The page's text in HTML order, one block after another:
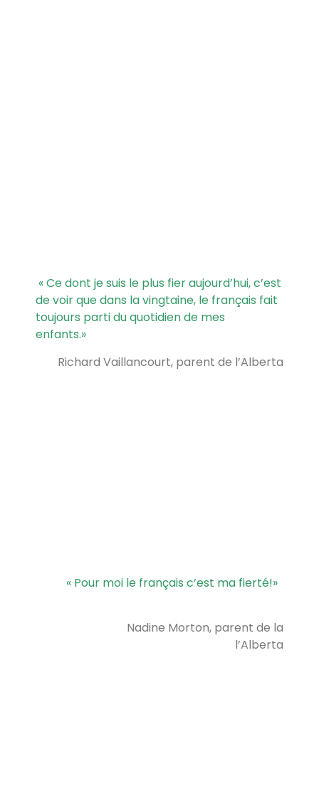
« Ce dont je suis le plus fier aujourd’hui, c’est
de voir que dans la vingtaine, le français fait
toujours parti du quotidien de mes
enfants.»
Richard Vaillancourt, parent de l’Alberta
« Pour moi le français c’est ma fierté!»
Nadine Morton, parent de la
l’Alberta